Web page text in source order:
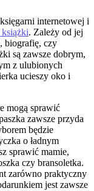
internetowej i
. Zależy od jej
biografię, czy
są zawsze dobrym,
z ulubionych
ucieszy oko i
mogą sprawić
zawsze przyda
będzie
o ładnym
sprawić mamie,
czy bransoletka.
zarówno praktyczny
jest zawsze